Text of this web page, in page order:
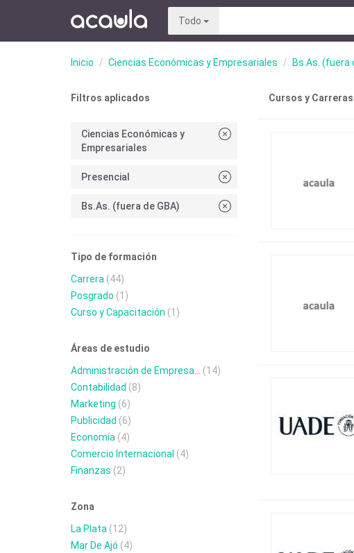
Todo
Inicio Ciencias Económicas y Empresariales Bs.As. (fuera
Filtros aplicados
Ciencias Económicas y
Empresariales
Presencial
Bs.As. (fuera de GBA)
Tipo de formación
Carrera (44)
Posgrado (1)
Curso y Capacitación (1)
Áreas de estudio
Administración de Empresa...
(14)
Contabilidad (8)
Marketing (6)
Publicidad (6)
Economía (4)
Comercio Internacional (4)
Finanzas (2)
Zona
La Plata (12)
Mar De Ajó (4)
Cursos y